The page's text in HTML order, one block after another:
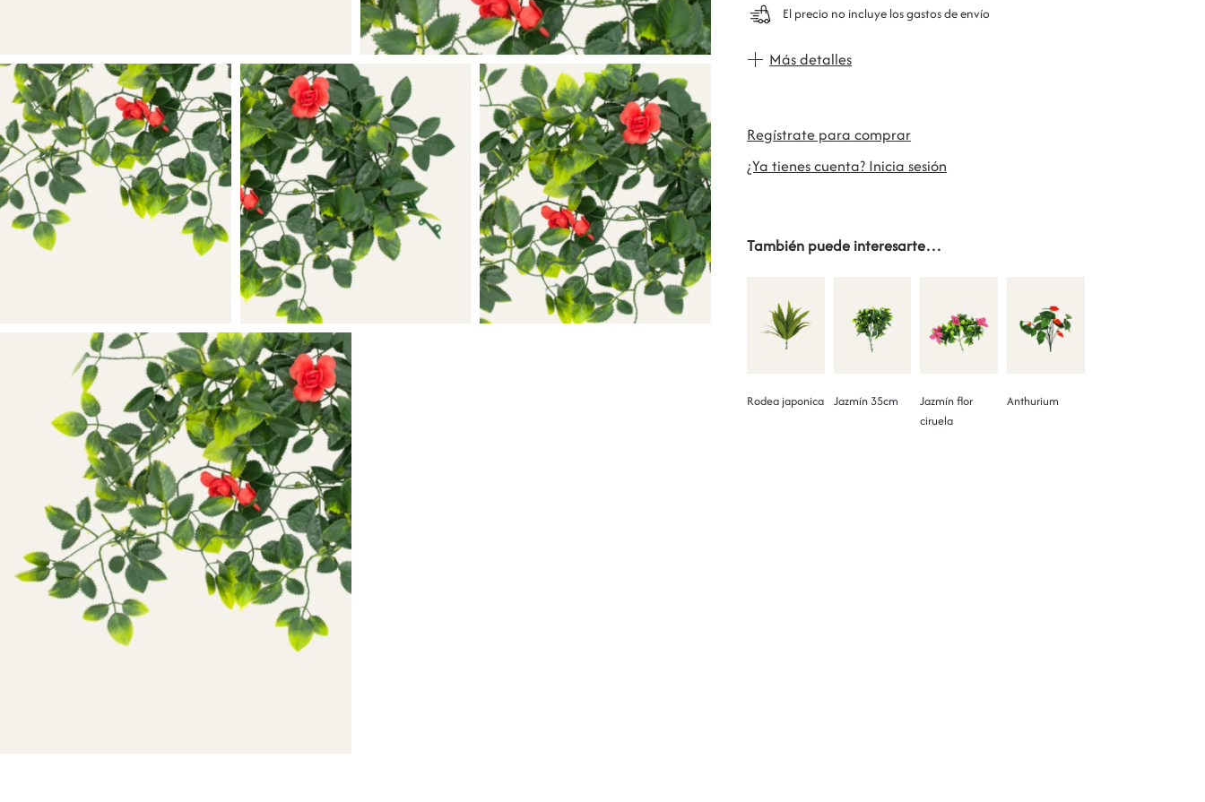
El precio no incluye los gastos de envío
Más detalles
Regístrate para comprar
¿Ya tienes cuenta? Inicia sesión
También puede interesarte…
Rodea japonica Jazmín 35cm
Jazmín flor
ciruela
Anthurium